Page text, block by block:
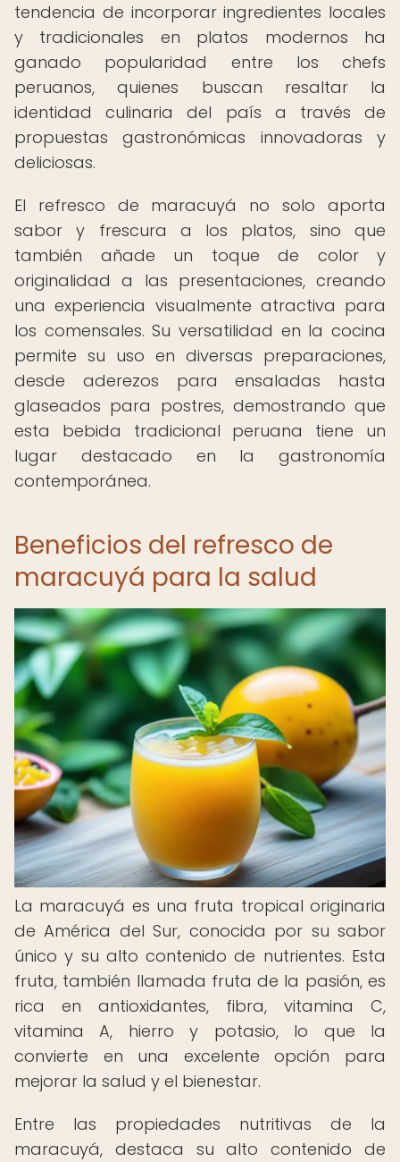
tendencia de incorporar ingredientes locales
y tradicionales en platos modernos ha
ganado popularidad entre los chefs
peruanos, quienes buscan resaltar la
identidad culinaria del país a través de
propuestas gastronómicas innovadoras y
deliciosas.
El refresco de maracuyá no solo aporta
sabor y frescura a los platos, sino que
también añade un toque de color y
originalidad a las presentaciones, creando
una experiencia visualmente atractiva para
los comensales. Su versatilidad en la cocina
permite su uso en diversas preparaciones,
desde aderezos para ensaladas hasta
glaseados para postres, demostrando que
esta bebida tradicional peruana tiene un
lugar destacado en la gastronomía
contemporánea.
Beneficios del refresco de
maracuyá para la salud
La maracuyá es una fruta tropical originaria
de América del Sur, conocida por su sabor
único y su alto contenido de nutrientes. Esta
fruta, también llamada fruta de la pasión, es
rica en antioxidantes, fibra, vitamina C,
vitamina A, hierro y potasio, lo que la
convierte en una excelente opción para
mejorar la salud y el bienestar.
Entre las propiedades nutritivas de la
maracuyá, destaca su alto contenido de